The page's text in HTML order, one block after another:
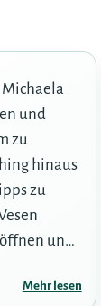
Michaela
und
zu
hinaus
zu
und
mich, dass
Mehr lesen